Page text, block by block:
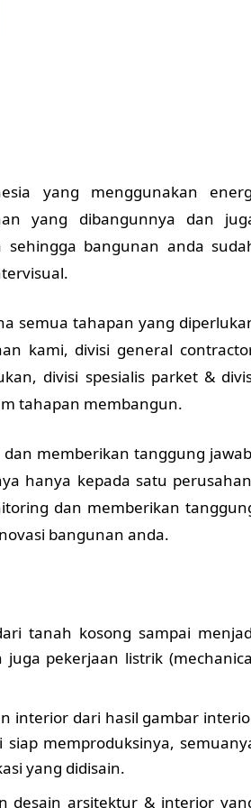
yang menggunakan
yang dibangunnya dan
bangunan anda
semua tahapan yang
kami, divisi general
divisi spesialis parket &
tahapan membangun.
memberikan tanggung
hanya kepada satu
dan memberikan
bangunan anda.
tanah kosong sampai
pekerjaan listrik
interior dari hasil gambar
memproduksinya,
yang didisain.
desain arsitektur & interior